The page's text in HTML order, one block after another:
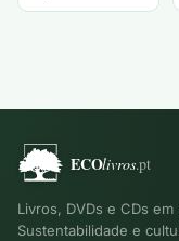
Livros, DVDs e CDs
Sustentabilidade e